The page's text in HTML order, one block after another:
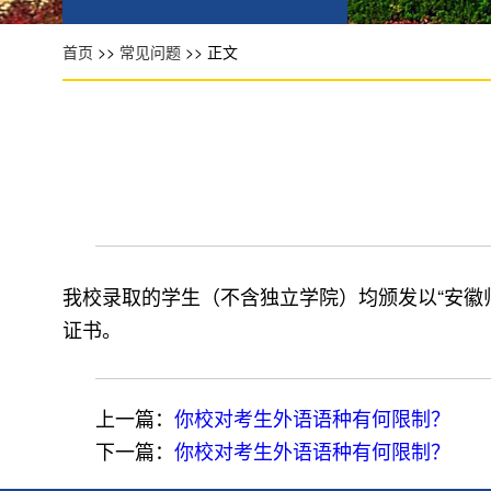
首页 >> 常见问题 >> 正文
我校录取的学生（不含独立学院）均颁发以“安
证书。
上一篇： 你校对考生外语语种有何限制？
下一篇： 你校对考生外语语种有何限制？